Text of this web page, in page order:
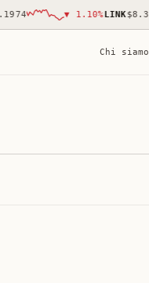
▼ 1.10% LINK$8.310
Chi siamo